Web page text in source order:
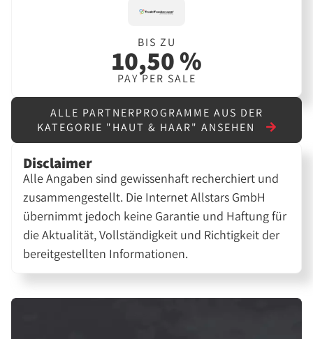
BIS ZU
10,50 %
PAY PER SALE
ALLE PARTNERPROGRAMME AUS DER
KATEGORIE "HAUT & HAAR" ANSEHEN
Disclaimer
Alle Angaben sind gewissenhaft recherchiert und
zusammengestellt. Die Internet Allstars GmbH
übernimmt jedoch keine Garantie und Haftung für
die Aktualität, Vollständigkeit und Richtigkeit der
bereitgestellten Informationen.